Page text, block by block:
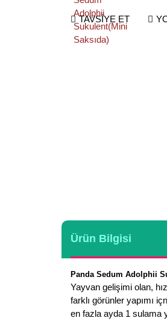
TAVSİYE ET
Ürün Bilgisi
Panda Sedum Adolphii
Yayvan gelişimi olan,
farklı görünler yapımı
en fazla ayda 1 sulama